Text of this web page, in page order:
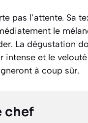
pas l’attente. Sa
le
La dégustation
et le
à coup sûr.
chef